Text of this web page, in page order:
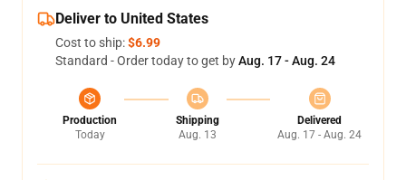
Deliver to United States
Cost to ship:$6.99
Standard - Order today to get byAug. 17 - Aug. 24
Production
Today
Shipping
Aug. 13
Delivered
Aug. 17 - Aug. 24